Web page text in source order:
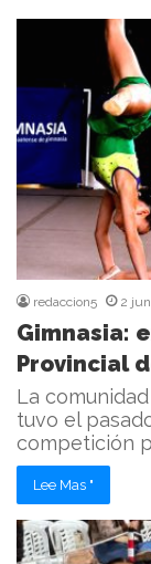
redaccion5 2
Gimnasia:
Provincial
La
tuvo el
competición
Lee Mas "